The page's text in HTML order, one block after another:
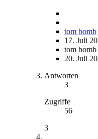
tom bomb
17. Juli
tom bomb
20. Juli
Antworten
3
Zugriffe
56
3